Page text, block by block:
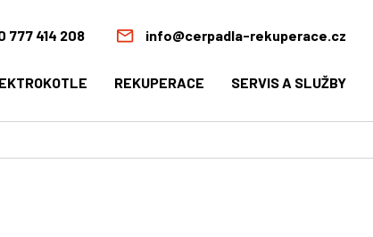
info@cerpadla-rekuperace.cz
777 414 208
REKUPERACE SERVIS A SLUŽBY